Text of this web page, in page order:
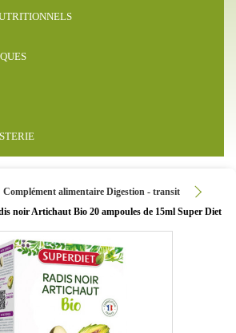
Complément alimentaire Digestion - transit
noir Artichaut Bio 20 ampoules de 15ml Super Diet